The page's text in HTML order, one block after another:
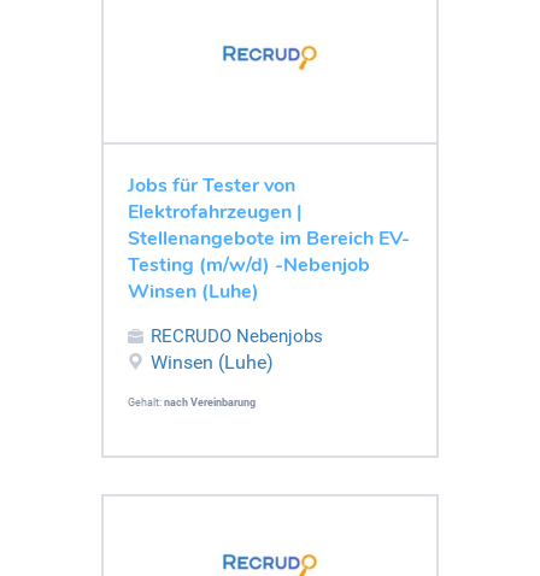
Jobs für Tester von
Elektrofahrzeugen |
Stellenangebote im Bereich EV-
Testing (m/w/d) -Nebenjob
Winsen (Luhe)
RECRUDO Nebenjobs
Winsen (Luhe)
Gehalt: nach Vereinbarung